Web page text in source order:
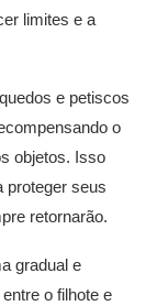
limites e a
e petiscos
o
objetos. Isso
proteger seus
retornarão.
gradual e
o filhote e